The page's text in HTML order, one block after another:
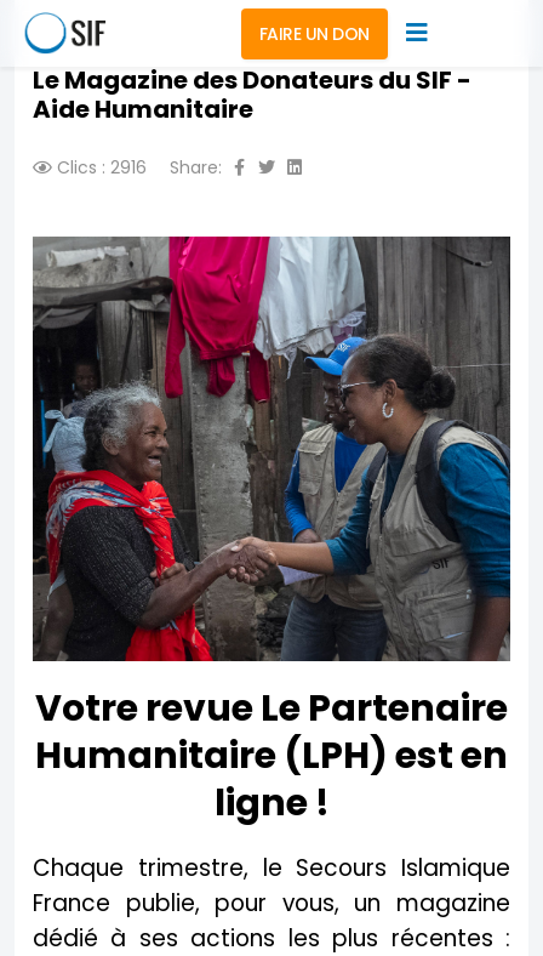
FAIRE UN DON
Le Magazine des Donateurs du SIF -
Aide Humanitaire
Clics : 2916 Share:
Votre revue Le Partenaire
Humanitaire (LPH) est en
ligne !
Chaque trimestre, le Secours Islamique
France publie, pour vous, un magazine
dédié à ses actions les plus récentes :